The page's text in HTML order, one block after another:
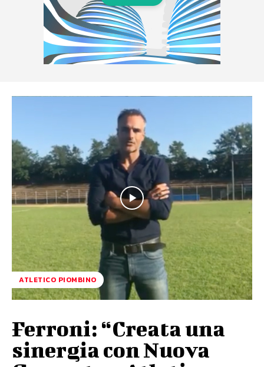
ATLETICO PIOMBINO
Ferroni: “Creata una
sinergia con Nuova